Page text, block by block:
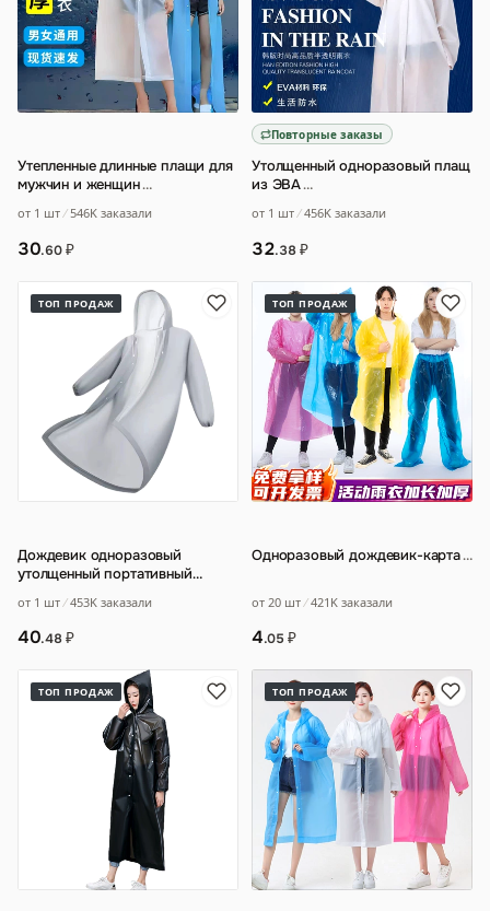
Утепленные длинные плащи для
мужчин и женщин…
от 1 шт 546K заказали
30.60₽
Повторные заказы
Утолщенный одноразовый плащ
из ЭВА…
от 1 шт 456K заказали
32.38₽
ТОП ПРОДАЖ
Дождевик одноразовый
утолщенный портативный
цельный прозрачный пон
от 1 шт 453K заказали
40.48₽
ТОП ПРОДАЖ
Одноразовый дождевик-карта…
от 20 шт 421K заказали
4.05 ₽
ТОП ПРОДАЖ ТОП ПРОДАЖ